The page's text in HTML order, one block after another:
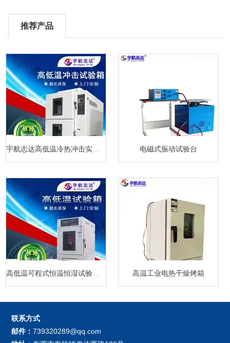
推荐产品
电磁式振动试验台
高温工业电热干燥烤箱
联系方式
邮件：739320289@qq.com